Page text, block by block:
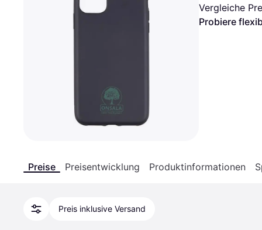
Bezahle in bis zu 30SHEIN
Vergleiche
Probiere
Preise Preisentwicklung Produktinformationen
Preis inklusive Versand